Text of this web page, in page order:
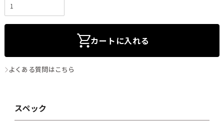
カートに入れる
よくある質問はこちら
スペック